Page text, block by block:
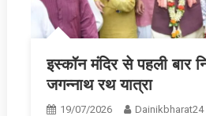
इस्कॉन मंदिर से पहली बार
जगन्नाथ रथ यात्रा
19/07/2026 Dainikbharat24